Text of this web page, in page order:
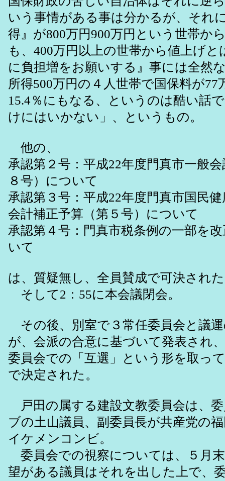
いう事情がある事は分かるが、それ
得』が800万円900万円という世帯か
も、400万円以上の世帯から値上げと
に負担増をお願いする』事には全然
所得500万円の４人世帯で国保料が77
15.4％にもなる、というのは酷い話
けにはいかない」、というもの。
他の、
承認第２号：平成22年度門真市一般
８号）について
承認第３号：平成22年度門真市国民
会計補正予算（第５号）について
承認第４号：門真市税条例の一部を
いて
は、質疑無し、全員賛成で可決され
そして2：55に本会議閉会。
その後、別室で３常任委員会と議
が、会派の合意に基づいて発表され
委員会での「互選」という形を取っ
で決定された。
戸田の属する建設文教委員会は、
ブの土山議員、副委員長が共産党の
イケメンコンビ。
委員会での視察については、５月
望がある議員はそれを出した上で、